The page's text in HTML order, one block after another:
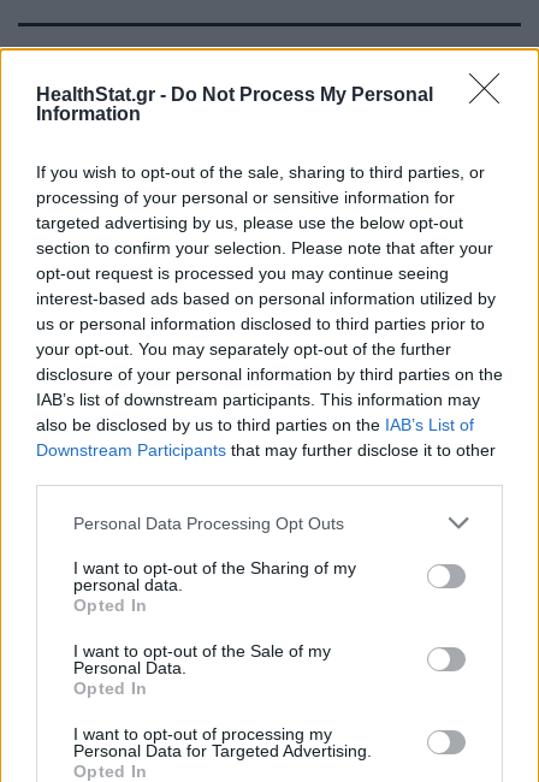
HealthStat.gr - Do Not Process My Personal
Information
If you wish to opt-out of the sale, sharing to third parties, or
processing of your personal or sensitive information for
targeted advertising by us, please use the below opt-out
section to confirm your selection. Please note that after your
opt-out request is processed you may continue seeing
interest-based ads based on personal information utilized by
us or personal information disclosed to third parties prior to
your opt-out. You may separately opt-out of the further
disclosure of your personal information by third parties on the
IAB’s list of downstream participants. This information may
also be disclosed by us to third parties on the IAB’s List of
Downstream Participants that may further disclose it to other
Personal Data Processing Opt Outs
I want to opt-out of the Sharing of my
personal data.
Opted In
I want to opt-out of the Sale of my
Personal Data.
Opted In
I want to opt-out of processing my
Personal Data for Targeted Advertising.
Opted In
ΣΧΕΤΙΚΑ ΑΡΘΡΑ
Γρίπη: Εγκρίθηκε το πρώτο εμβόλιο mRNA από τον
06/08/2026 - 13:38